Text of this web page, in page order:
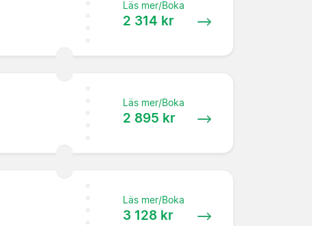
Läs mer/Boka
2 314 kr
Läs mer/Boka
2 895 kr
Läs mer/Boka
3 128 kr